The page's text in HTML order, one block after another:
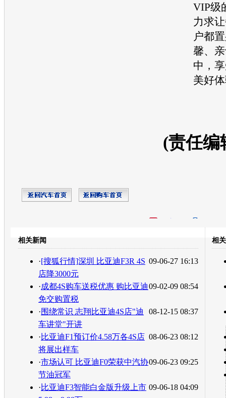
VIP级
力求
户都
馨、
中，
美好
(责任编
转发至：
相关新闻
09-06-27 16:13
·[搜狐行情]深圳 比亚迪F3R 4S
店降3000元
09-02-09 08:54
·成都4S购车送税优惠 购比亚迪
免交购置税
08-12-15 08:37
·围绕常识 志翔比亚迪4S店"迪
车讲堂"开讲
08-06-23 08:12
·比亚迪F1预订价4.58万各4S店
将展出样车
09-06-23 09:25
·市场认可 比亚迪F0荣获中汽协
节油冠军
09-06-18 04:09
·比亚迪F3智能白金版升级上市
相